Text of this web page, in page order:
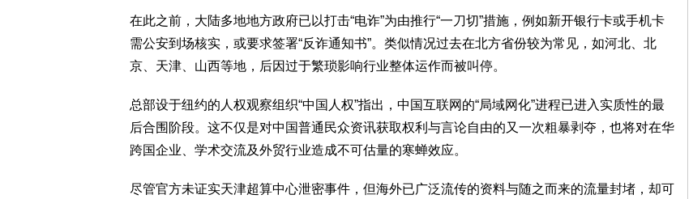
在此之前，大陆多地地方政府已以打击“电诈”为由推行“一刀切”措施，例如新开银行卡或手机卡
需公安到场核实，或要求签署“反诈通知书”。类似情况过去在北方省份较为常见，如河北、北
京、天津、山西等地，后因过于繁琐影响行业整体运作而被叫停。
总部设于纽约的人权观察组织“中国人权”指出，中国互联网的“局域网化”进程已进入实质性的最
后合围阶段。这不仅是对中国普通民众资讯获取权利与言论自由的又一次粗暴剥夺，也将对在华
跨国企业、学术交流及外贸行业造成不可估量的寒蝉效应。
尽管官方未证实天津超算中心泄密事件，但海外已广泛流传的资料与随之而来的流量封堵，却可